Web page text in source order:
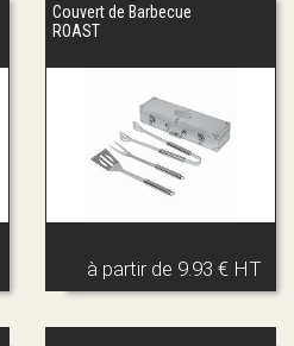
Couvert de Barbecue
ROAST
à partir de 9.93 € HT